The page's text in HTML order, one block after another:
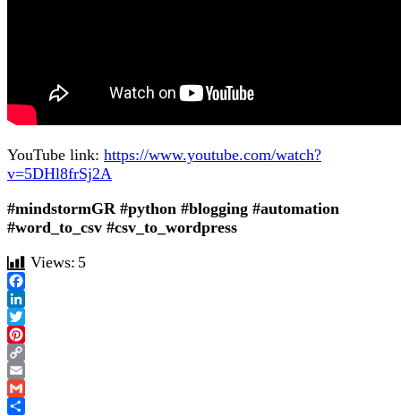
YouTube link: https://www.youtube.com/watch?
v=5DHl8frSj2A
#mindstormGR #python #blogging #automation
#word_to_csv #csv_to_wordpress
Views: 5
Facebook
LinkedIn
Twitter
Pinterest
Copy
Link
Email
Gmail